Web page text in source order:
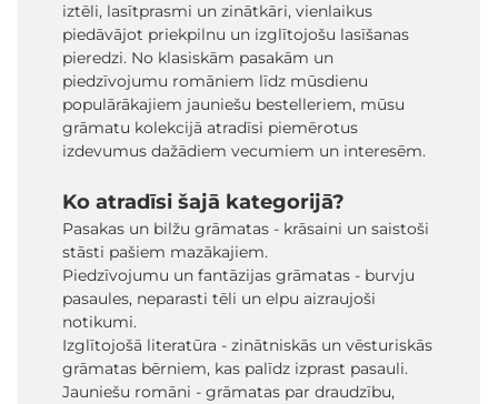
iztēli, lasītprasmi un zinātkāri, vienlaikus
piedāvājot priekpilnu un izglītojošu lasīšanas
pieredzi. No klasiskām pasakām un
piedzīvojumu romāniem līdz mūsdienu
populārākajiem jauniešu bestelleriem, mūsu
grāmatu kolekcijā atradīsi piemērotus
izdevumus dažādiem vecumiem un interesēm.
Ko atradīsi šajā kategorijā?
Pasakas un bilžu grāmatas - krāsaini un saistoši
stāsti pašiem mazākajiem.
Piedzīvojumu un fantāzijas grāmatas - burvju
pasaules, neparasti tēli un elpu aizraujoši
notikumi.
Izglītojošā literatūra - zinātniskās un vēsturiskās
grāmatas bērniem, kas palīdz izprast pasauli.
Jauniešu romāni - grāmatas par draudzību,